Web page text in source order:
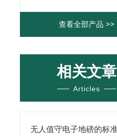
查看全部产品 >>
相关文章
Articles